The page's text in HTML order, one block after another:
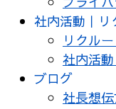
社内活動｜リ
リクル
社内活
ブログ
社長想